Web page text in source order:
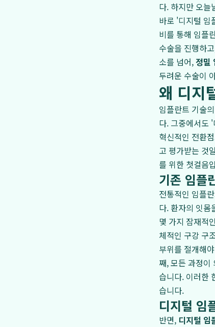
다. 하지만 오늘
바로 '디지털 임
비를 통해 임플
수술을 진행하
소를 넘어,정밀
두려운 수술이
왜 디지
임플란트 기술
다. 그중에서도
혁신적인 전환
고 평가받는 것
를 위한 첫걸음
기존 임플
전통적인 임플
다. 환자의 잇몸
몇 가지 잠재적
체적인 구강 구
부위를 절개해
째, 모든 과정이
습니다. 이러한
습니다.
디지털 임
반면, 디지털 임